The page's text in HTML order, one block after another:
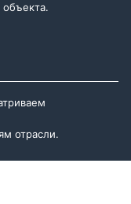
объекта.
отрасли.